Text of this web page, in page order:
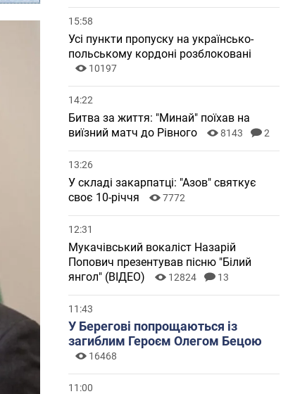
15:58
Усі пункти пропуску на українсько-
польському кордоні розблоковані
10197
14:22
Битва за життя: "Минай" поїхав на
виїзний матч до Рівного
8143 2
13:26
У складі закарпатці: "Азов" святкує
своє 10-річчя
7772
12:31
Мукачівський вокаліст Назарій
Попович презентував пісню "Білий
янгол" (ВІДЕО)
12824 13
11:43
У Берегові попрощаються із
загиблим Героєм Олегом Бецою
16468
11:00